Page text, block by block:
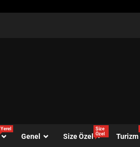
Yerel
Genel Size Özel
Size
Özel
Turizm